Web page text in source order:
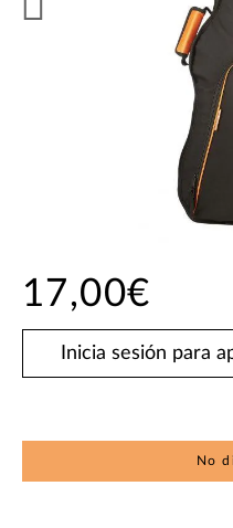
17,00€
Inicia sesión para
No